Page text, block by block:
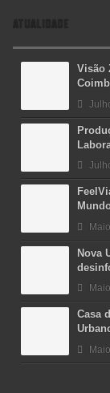
ATUALIDADE
Visão
Nova
Casa